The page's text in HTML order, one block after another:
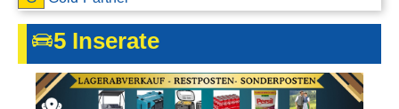
Kontakt
AGB, Nutzungsbedingungen
Impressum
5 Inserate